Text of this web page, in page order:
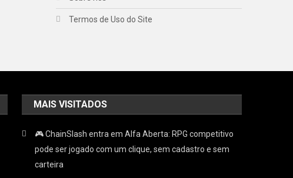
Termos de Uso do Site
MAIS VISITADOS
🎮 ChainSlash entra em Alfa Aberta: RPG competitivo
pode ser jogado com um clique, sem cadastro e sem
carteira